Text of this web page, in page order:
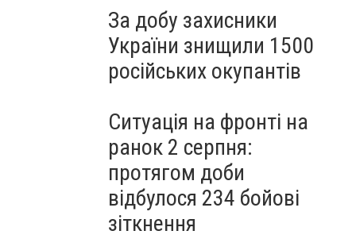
розслідування
За добу захисники
України знищили 1500
російських окупантів
Ситуація на фронті на
ранок 2 серпня:
протягом доби
відбулося 234 бойові
зіткнення